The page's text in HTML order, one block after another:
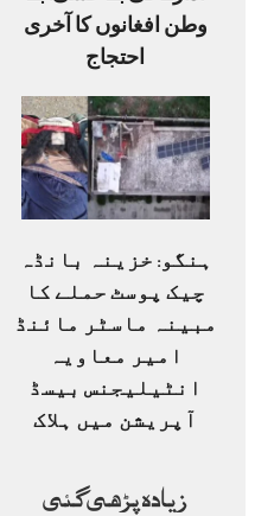
وطن افغانوں کا آخری
احتجاج
ہنگو: خزینہ بانڈہ
چیک پوسٹ حملے کا
مبینہ ماسٹر مائنڈ
امیر معاویہ
انٹیلیجنس بیسڈ
آپریشن میں ہلاک
زیادہ پڑھی گئی